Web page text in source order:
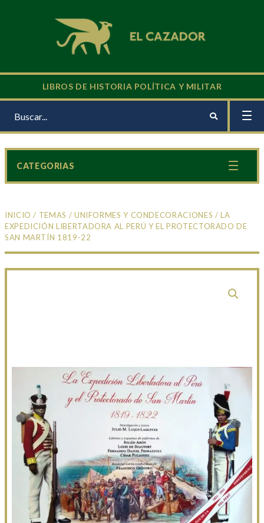
LIBROS DE HISTORIA POLÍTICA Y MILITAR
INICIO / TEMAS / UNIFORMES Y CONDECORACIONES / LA
EXPEDICIÓN LIBERTADORA AL PERÚ Y EL PROTECTORADO DE
SAN MARTÍN 1819-22
CATEGORIAS